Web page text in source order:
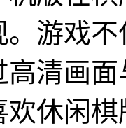
。游戏
清画
欢休闲